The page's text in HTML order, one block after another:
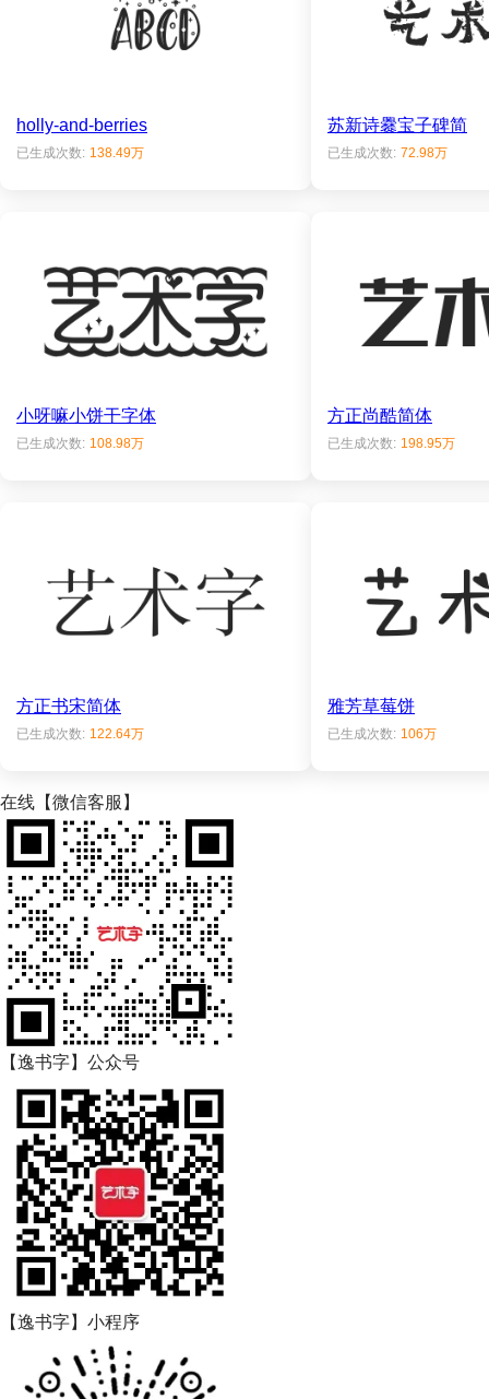
holly-and-berries
已生成次数: 138.49万
苏新诗爨宝子碑简
已生成次数: 72.98万
小呀嘛小饼干字体
已生成次数: 108.98万
方正尚酷简体
已生成次数: 198.95万
方正书宋简体
已生成次数: 122.64万
雅芳草莓饼
已生成次数: 106万
在线【微信客服】
【逸书字】公众号
【逸书字】小程序